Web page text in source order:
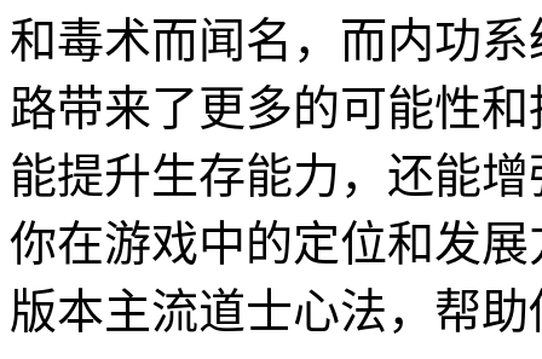
和毒术而闻名，而内功
路带来了更多的可能性
能提升生存能力，还能
你在游戏中的定位和发
版本主流道士心法，帮